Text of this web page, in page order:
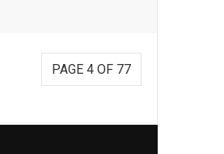
PAGE 4 OF 77